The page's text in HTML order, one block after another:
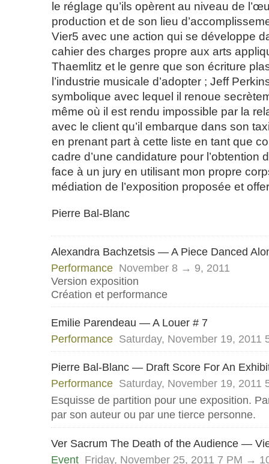
le réglage qu’ils opèrent au niveau de
production et de son lieu
Vier5 avec une action qui se développe
cahier des charges propre aux arts
Thaemlitz et le genre que son écriture
l’industrie musicale d’adopter ; Jeff
symbolique avec lequel il renoue
même où il est rendu impossible par la
avec le client qu’il embarque dans son
en prenant part à cette liste en tant que
cadre d’une candidature pour l’obtention
face à un jury en utilisant mon propre
médiation de l’exposition proposée et
Pierre Bal-Blanc
Alexandra Bachzetsis — A Piece Danced
Performance November 8 → 9, 2011
Version exposition
Création et performance
Emilie Parendeau — A Louer # 7
Performance Saturday, November 19,
Pierre Bal-Blanc — Draft Score For An
Performance Saturday, November 19,
Esquisse de partition pour une exposition.
par son auteur ou par une tierce personne.
Ver Sacrum The Death of the Audience —
Event Friday, November 25, 2011 7 PM →